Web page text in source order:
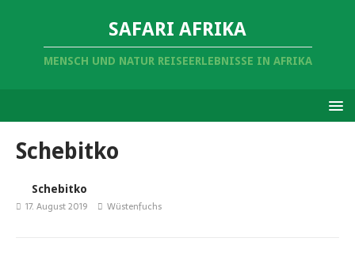
SAFARI AFRIKA
MENSCH UND NATUR REISEERLEBNISSE IN AFRIKA
Schebitko
Schebitko
17. August 2019 Wüstenfuchs